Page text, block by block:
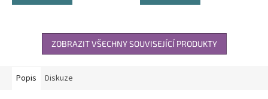
ZOBRAZIT VŠECHNY SOUVISEJÍCÍ PRODUKTY
Popis Diskuze